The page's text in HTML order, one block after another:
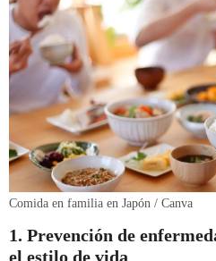
Comida en familia en Japón / Canva
1. Prevención de
el estilo de vida